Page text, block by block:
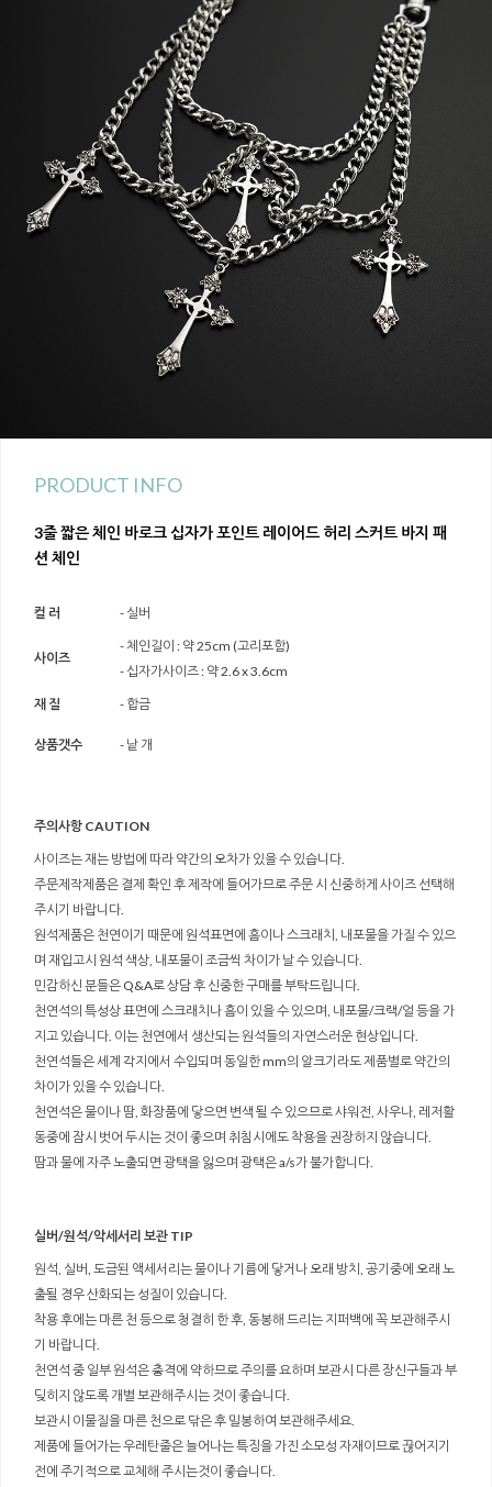
PRODUCT INFO
3줄 짧은 체인 바로크 십자가 포인트 레이어드 허리 스커트 바지 패
션 체인
컬 러 - 실버
사이즈
- 체인길이 : 약 25cm (고리포함)
- 십자가사이즈 : 약 2.6 x 3.6cm
재 질
- 합금
상품갯수 - 낱 개
주의사항 CAUTION
사이즈는 재는 방법에 따라 약간의 오차가 있을 수 있습니다.
주문제작제품은 결제 확인 후 제작에 들어가므로 주문 시 신중하게 사이즈 선택해
주시기 바랍니다.
원석제품은 천연이기 때문에 원석표면에 흠이나 스크래치, 내포물을 가질 수 있으
며 재입고시 원석 색상, 내포물이 조금씩 차이가 날 수 있습니다.
민감하신 분들은 Q&A로 상담 후 신중한 구매를 부탁드립니다.
천연석의 특성상 표면에 스크래치나 흠이 있을 수 있으며, 내포물/크랙/얼 등을 가
지고 있습니다. 이는 천연에서 생산되는 원석들의 자연스러운 현상입니다.
천연석들은 세계 각지에서 수입되며 동일한 mm의 알크기라도 제품별로 약간의
차이가 있을 수 있습니다.
천연석은 물이나 땀, 화장품에 닿으면 변색 될 수 있으므로 샤워전, 사우나, 레저활
동중에 잠시 벗어 두시는 것이 좋으며 취침시에도 착용을 권장하지 않습니다.
땀과 물에 자주 노출되면 광택을 잃으며 광택은 a/s가 불가합니다.
실버/원석/악세서리 보관 TIP
원석, 실버, 도금된 액세서리는 물이나 기름에 닿거나 오래 방치, 공기중에 오래 노
출될 경우 산화되는 성질이 있습니다.
착용 후에는 마른 천 등으로 청결히 한 후, 동봉해 드리는 지퍼백에 꼭 보관해주시
기 바랍니다.
천연석 중 일부 원석은 충격에 약하므로 주의를 요하며 보관시 다른 장신구들과 부
딪히지 않도록 개별 보관해주시는 것이 좋습니다.
보관시 이물질을 마른 천으로 닦은 후 밀봉하여 보관해주세요.
제품에 들어가는 우레탄줄은 늘어나는 특징을 가진 소모성 자재이므로 끊어지기
전에 주기적으로 교체해 주시는것이 좋습니다.